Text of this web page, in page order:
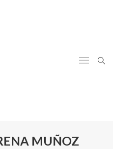
MUÑOZ